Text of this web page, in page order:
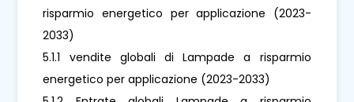
risparmio energetico per applicazione (2023-
2033)
5.1.1 vendite globali di Lampade a risparmio
energetico per applicazione (2023-2033)